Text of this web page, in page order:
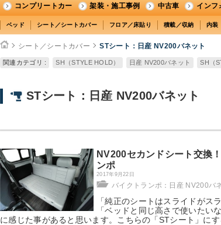
コンプリートカー 架装・施工事例 中古車 インフ
ベッド シート／シートカバー フロア／床貼り 積載／収納 内装
シート／シートカバー STシート：日産 NV200バネット
関連カテゴリ : SH（STYLE HOLD） 日産 NV200バネット SH（
STシート：日産 NV200バネット
NV200セカンドシート交換
ンポ
2017年9月22日
バイクトランポ：日産 NV200バ
「純正のシートはスライドがス
「ベッドと同じ高さで使いたい
に感じた事があると思います。こちらの「STシート」に